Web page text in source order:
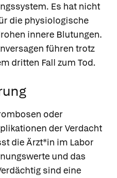
Es hat nicht
die physiologische
innere Blutungen.
führen trotz
dritten Fall zum Tod.
oder
der Verdacht
die Ärzt*in im Labor
und das
sind eine